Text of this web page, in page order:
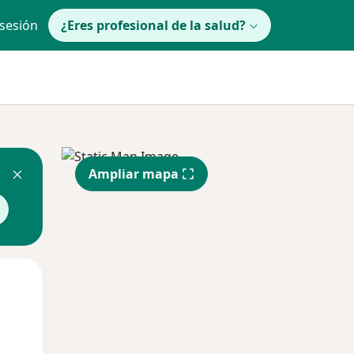
¿Eres profesional de la salud?
Ampliar mapa